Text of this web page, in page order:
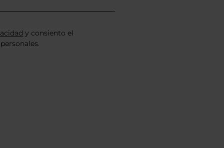
y consiento el